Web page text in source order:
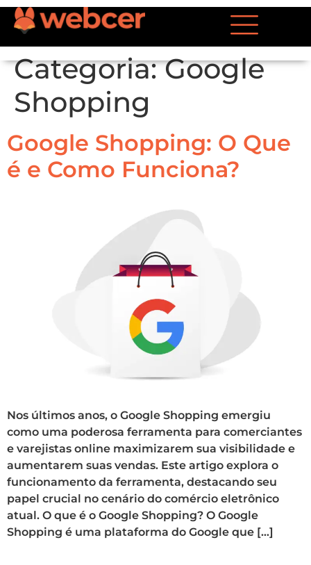
Categoria:Google
Shopping
Google Shopping: O Que
é e Como Funciona?
Nos últimos anos, o Google Shopping emergiu
como uma poderosa ferramenta para comerciantes
e varejistas online maximizarem sua visibilidade e
aumentarem suas vendas. Este artigo explora o
funcionamento da ferramenta, destacando seu
papel crucial no cenário do comércio eletrônico
atual. O que é o Google Shopping? O Google
Shopping é uma plataforma do Google que […]